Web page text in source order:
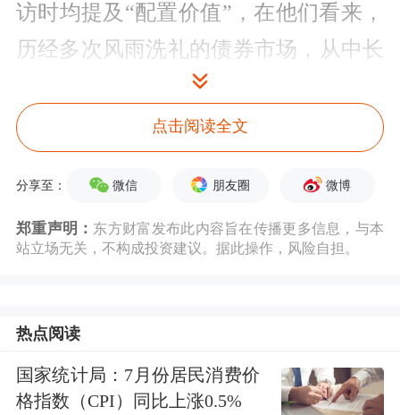
访时均提及“配置价值”，在他们看来，
历经多次风雨洗礼的债券市场，从中长
期角度已经具有“价值洼地”的成色，四
季度将成为低位布局的好时
万家基金 固定收益部副总监苏谋东表
值的角度分析，当前债券市场都具有较
能，但中长期配置价值已经凸显。苏谋
全边际较高的债券，中高等级的债券会
点击阅读全文
分享至： 微信 朋友圈 微博
郑重声明： 东方财富发布此内容旨在传播更多信息，与本
站立场无关，不构成投资建议。据此操作，风险自担。
热点阅读
国家统计局：7月份居民消费价
格指数（CPI）同比上涨0.5%